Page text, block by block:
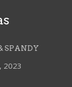
SPANDY
2023